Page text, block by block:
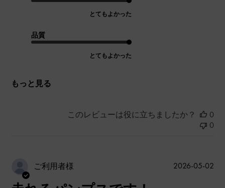
とてもよかった
品質
とてもよかった
もっと見る
このレビューは役に立ちましたか？
0
0
ご利用者様
公
2026-05-02